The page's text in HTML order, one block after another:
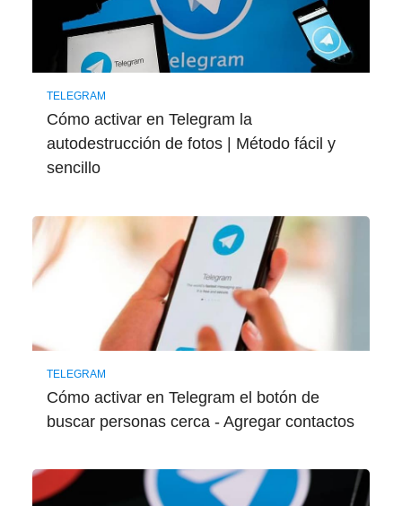
TELEGRAM
Cómo activar en Telegram la
autodestrucción de fotos | Método fácil y
sencillo
TELEGRAM
Cómo activar en Telegram el botón de
buscar personas cerca - Agregar contactos